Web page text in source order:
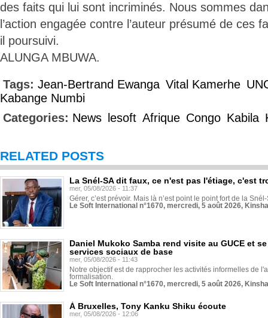
des faits qui lui sont incriminés. Nous sommes
l’action engagée contre l’auteur présumé de ces
il poursuivi.
ALUNGA MBUWA.
Tags: Jean-Bertrand Ewanga Vital Kamerhe
Kabange Numbi
Categories: News lesoft Afrique Congo Kabila
RELATED POSTS
La Snél-SA dit faux, ce n'est pas l'étiage, c'est
mer, 05/08/2026 - 11:37
Gérer, c’est prévoir. Mais là n’est point le point fort de la
Le Soft International n°1670, mercredi, 5 août 2026,
Daniel Mukoko Samba rend visite au GUCE et
services sociaux de base
mer, 05/08/2026 - 11:43
Notre objectif est de rapprocher les activités informelles de
formalisation.
Le Soft International n°1670, mercredi, 5 août 2026,
À Bruxelles, Tony Kanku Shiku écoute
mer, 05/08/2026 - 12:06